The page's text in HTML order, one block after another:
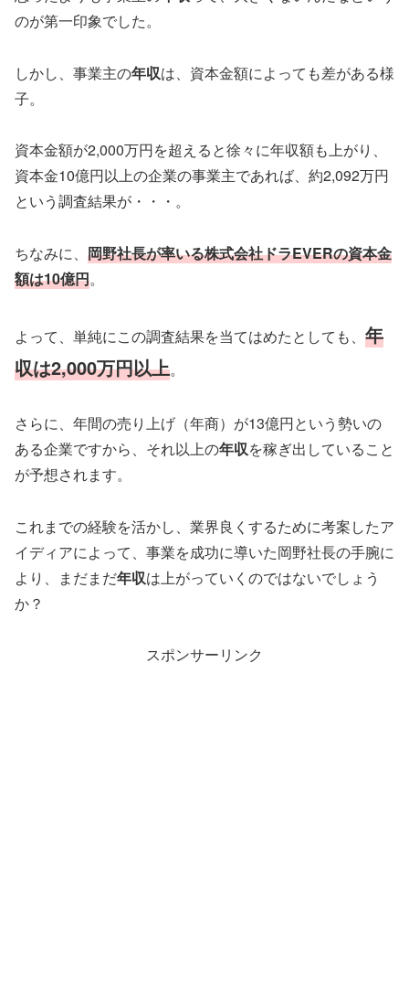
のが第一印象でした。
しかし、事業主の年収は、資本金額によっても差がある様
子。
資本金額が2,000万円を超えると徐々に年収額も上がり、
資本金10億円以上の企業の事業主であれば、約2,092万円
という調査結果が・・・。
ちなみに、 岡野社長が率いる株式会社ドラEVERの資本金
額は10億円。
よって、単純にこの調査結果を当てはめたとしても、 年
収は2,000万円以上。
さらに、年間の売り上げ（年商）が13億円という勢いの
ある企業ですから、それ以上の年収を稼ぎ出していること
が予想されます。
これまでの経験を活かし、業界良くするために考案したア
イディアによって、事業を成功に導いた岡野社長の手腕に
より、まだまだ年収は上がっていくのではないでしょう
か？
スポンサーリンク